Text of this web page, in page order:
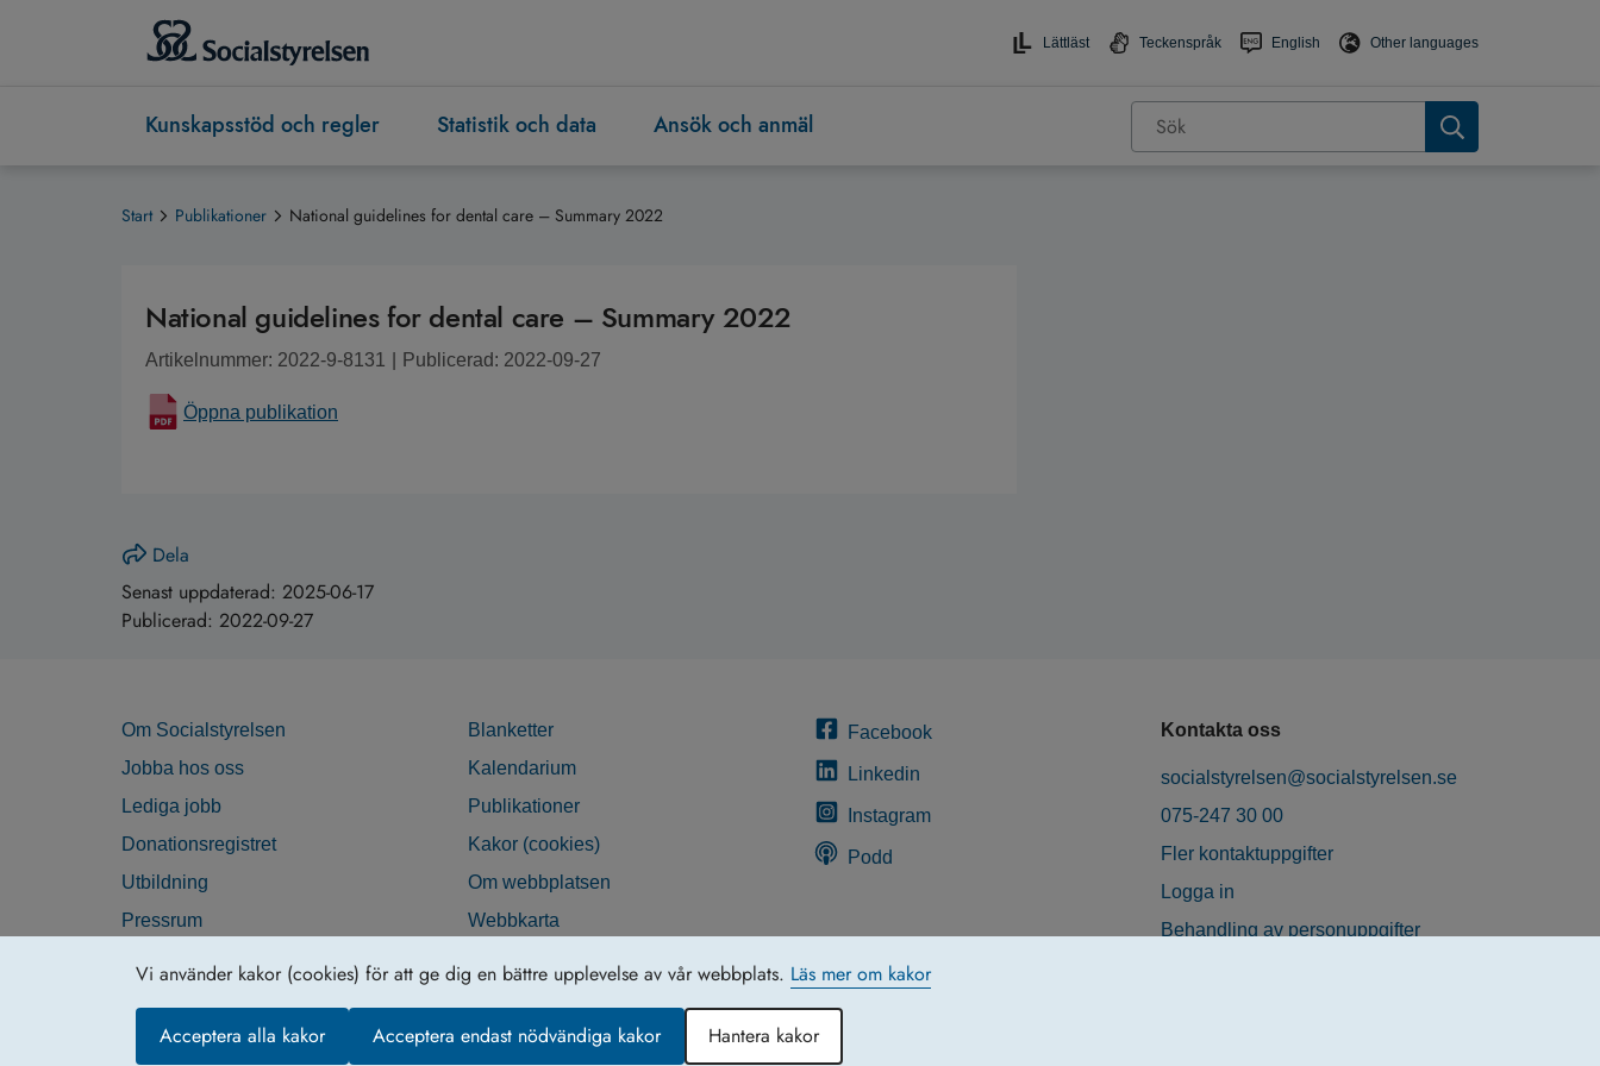
Vi använder kakor (cookies) för att ge dig en bättre upplevelse av vår webbplats. Läs mer om kakor
Acceptera alla kakor Acceptera endast nödvändiga kakor Hantera kakor
Lättläst Teckenspråk English Other languages
Kunskapsstöd och regler Statistik och data Ansök och anmäl
Start Publikationer National guidelines for dental care – Summary 2022
National guidelines for dental care – Summary 2022
Artikelnummer: 2022-9-8131 Publicerad: 2022-09-27
Öppna publikation
Dela
Senast uppdaterad: 2025-06-17
Publicerad: 2022-09-27
Om Socialstyrelsen
Jobba hos oss
Lediga jobb
Donationsregistret
Utbildning
Pressrum
Blanketter
Kalendarium
Publikationer
Kakor (cookies)
Om webbplatsen
Webbkarta
Facebook
Linkedin
Instagram
Podd
Kontakta oss
socialstyrelsen@socialstyrelsen.se
075-247 30 00
Fler kontaktuppgifter
Logga in
Behandling av personuppgifter